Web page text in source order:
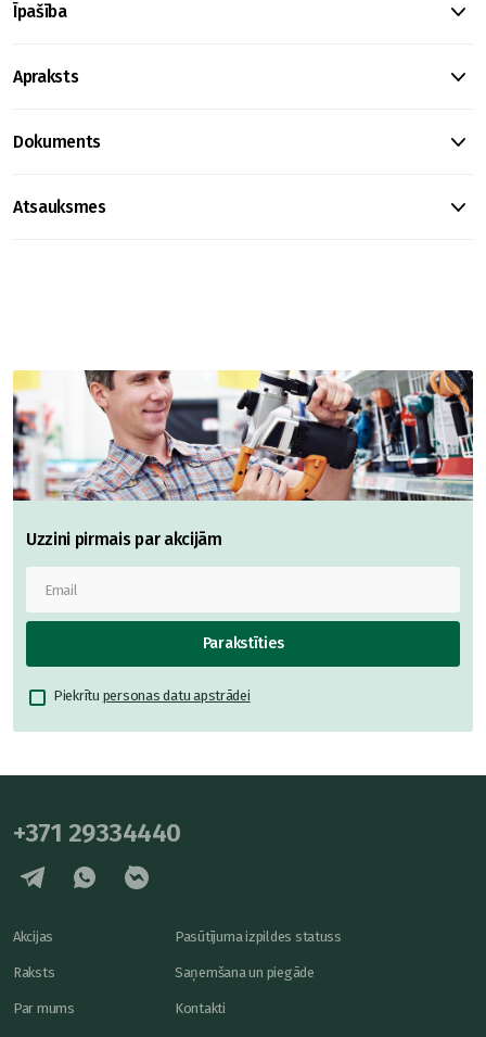
Īpašība
Apraksts
Dokuments
Atsauksmes
Uzzini pirmais par akcijām
Parakstīties
Piekrītu personas datu apstrādei
+371 29334440
Akcijas
Raksts
Par mums
Pasūtījuma izpildes statuss
Saņemšana un piegāde
Kontakti